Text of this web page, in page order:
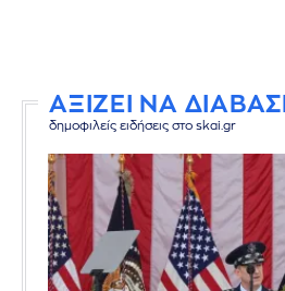
ΑΞΙΖΕΙ ΝΑ
δημοφιλείς ειδήσεις στο skai.gr